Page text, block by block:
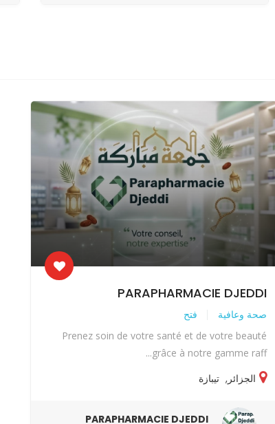
PARAPHARMACIE DJEDDI
صحة وعافية فتح
Prenez soin de votre santé et de votre beauté
grâce à notre gamme raff...
الجزائر, تيبازة
PARAPHARMACIE DJEDDI